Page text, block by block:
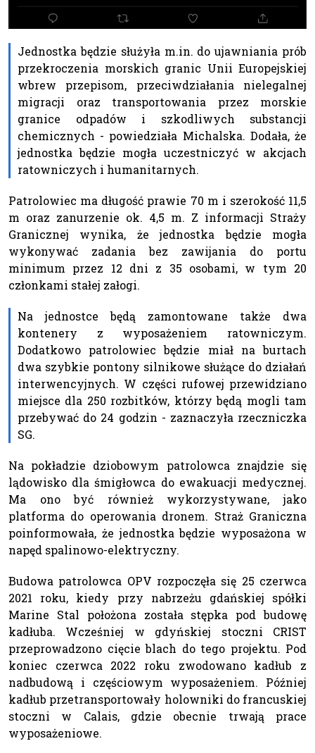
Jednostka będzie służyła m.in. do ujawniania prób
przekroczenia morskich granic Unii Europejskiej
wbrew przepisom, przeciwdziałania nielegalnej
migracji oraz transportowania przez morskie
granice odpadów i szkodliwych substancji
chemicznych - powiedziała Michalska. Dodała, że
jednostka będzie mogła uczestniczyć w akcjach
ratowniczych i humanitarnych.
Patrolowiec ma długość prawie 70 m i szerokość 11,5
m oraz zanurzenie ok. 4,5 m. Z informacji Straży
Granicznej wynika, że jednostka będzie mogła
wykonywać zadania bez zawijania do portu
minimum przez 12 dni z 35 osobami, w tym 20
członkami stałej załogi.
Na jednostce będą zamontowane także dwa
kontenery z wyposażeniem ratowniczym.
Dodatkowo patrolowiec będzie miał na burtach
dwa szybkie pontony silnikowe służące do działań
interwencyjnych. W części rufowej przewidziano
miejsce dla 250 rozbitków, którzy będą mogli tam
przebywać do 24 godzin - zaznaczyła rzeczniczka
SG.
Na pokładzie dziobowym patrolowca znajdzie się
lądowisko dla śmigłowca do ewakuacji medycznej.
Ma ono być również wykorzystywane, jako
platforma do operowania dronem. Straż Graniczna
poinformowała, że jednostka będzie wyposażona w
napęd spalinowo-elektryczny.
Budowa patrolowca OPV rozpoczęła się 25 czerwca
2021 roku, kiedy przy nabrzeżu gdańskiej spółki
Marine Stal położona została stępka pod budowę
kadłuba. Wcześniej w gdyńskiej stoczni CRIST
przeprowadzono cięcie blach do tego projektu. Pod
koniec czerwca 2022 roku zwodowano kadłub z
nadbudową i częściowym wyposażeniem. Później
kadłub przetransportowały holowniki do francuskiej
stoczni w Calais, gdzie obecnie trwają prace
wyposażeniowe.